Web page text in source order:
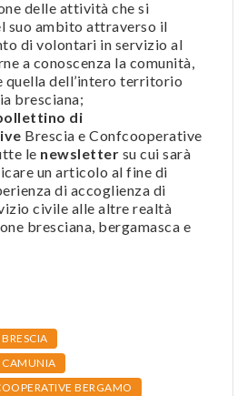
delle attività che si
suo ambito attraverso il
di volontari in servizio al
a conoscenza la comunità,
quella dell’intero territorio
bresciana;
di
Brescia e Confcooperative
le newsletter su cui sarà
un articolo al fine di
di accoglienza di
civile alle altre realtà
bresciana, bergamasca e
BERGAMO